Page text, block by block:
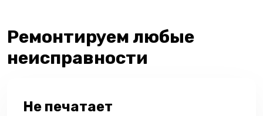
Ремонтируем любые
неисправности
Не печатает